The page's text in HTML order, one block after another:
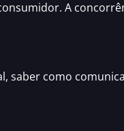
. A
saber como